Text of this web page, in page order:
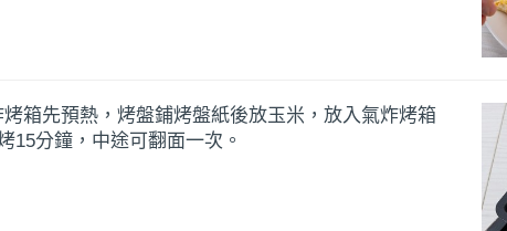
箱先預熱，烤盤鋪烤盤紙後放玉米，放入氣炸烤箱
15分鐘，中途可翻面一次。